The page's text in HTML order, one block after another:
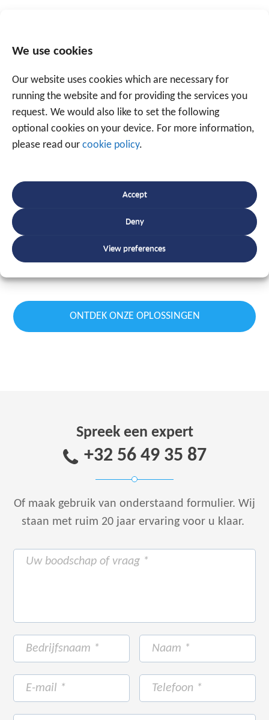
We use cookies
Our website uses cookies which are necessary for
running the website and for providing the services you
request. We would also like to set the following
optional cookies on your device. For more information,
please read our cookie policy.
Accept
Deny
View preferences
het vertrek is niet nodig. Hij warmt het best op
door er onmiddellijk maar rustig mee te rijden.
Gebruik verder ook alleen maar verwarming, airco
enzovoort als het echt nodig is. Want deze doen
het energieverbruik sterk toenemen.
achterhoofd houdt, dan kan u uw verbruik al voor een
groot stuk beperken en uw
Daarnaast kan Traxgo u verschillende monitoring
oplossingen bieden, zoals kilometer- en/of
ritregistratie
bandenspanningscontrolesysteem
ONTDEK ONZE OPLOSSINGEN
Spreek een expert
+32 56 49 35 87
Of maak gebruik van onderstaand formulier. Wij
staan met ruim 20 jaar ervaring voor u klaar.